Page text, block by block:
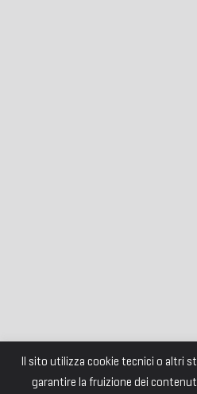
Il sito utilizza cookie tecnici o altri
garantire la fruizione dei